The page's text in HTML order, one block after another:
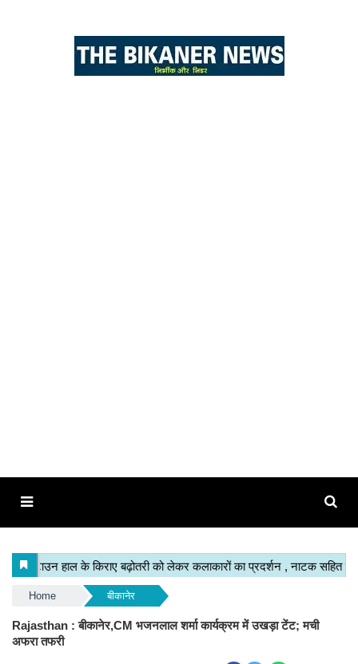
Home बीकानेर
Rajasthan : बीकानेर,CM भजनलाल शर्मा कार्यक्रम में उखड़ा टेंट; मची
अफरा तफरी